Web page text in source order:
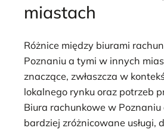
miastach
Różnice między biurami
Poznaniu a tymi w innych
znaczące, zwłaszcza w
lokalnego rynku oraz potrzeb
Biura rachunkowe w Poznaniu
bardziej zróżnicowane usługi,